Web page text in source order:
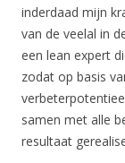
inderdaad mijn
van de veelal in
een lean expert
zodat op basis
samen met alle
resultaat